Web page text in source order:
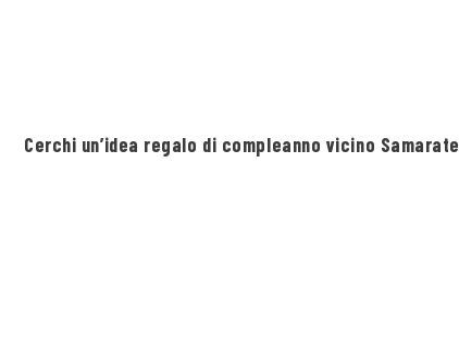
Cerchi un’idea regalo di compleanno vicino Samarate